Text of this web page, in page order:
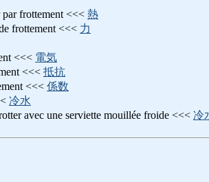
frottement <<< 熱
frottement <<< 力
<<< 電気
<<< 抵抗
<<< 係数
冷水
avec une serviette mouillée froide <<< 冷